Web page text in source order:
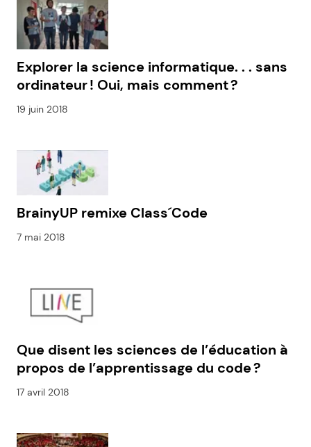
Explorer la science informatique. . . sans
ordinateur ! Oui, mais comment ?
19 juin 2018
BrainyUP remixe Class´Code
7 mai 2018
Que disent les sciences de l’éducation à
propos de l’apprentissage du code ?
17 avril 2018